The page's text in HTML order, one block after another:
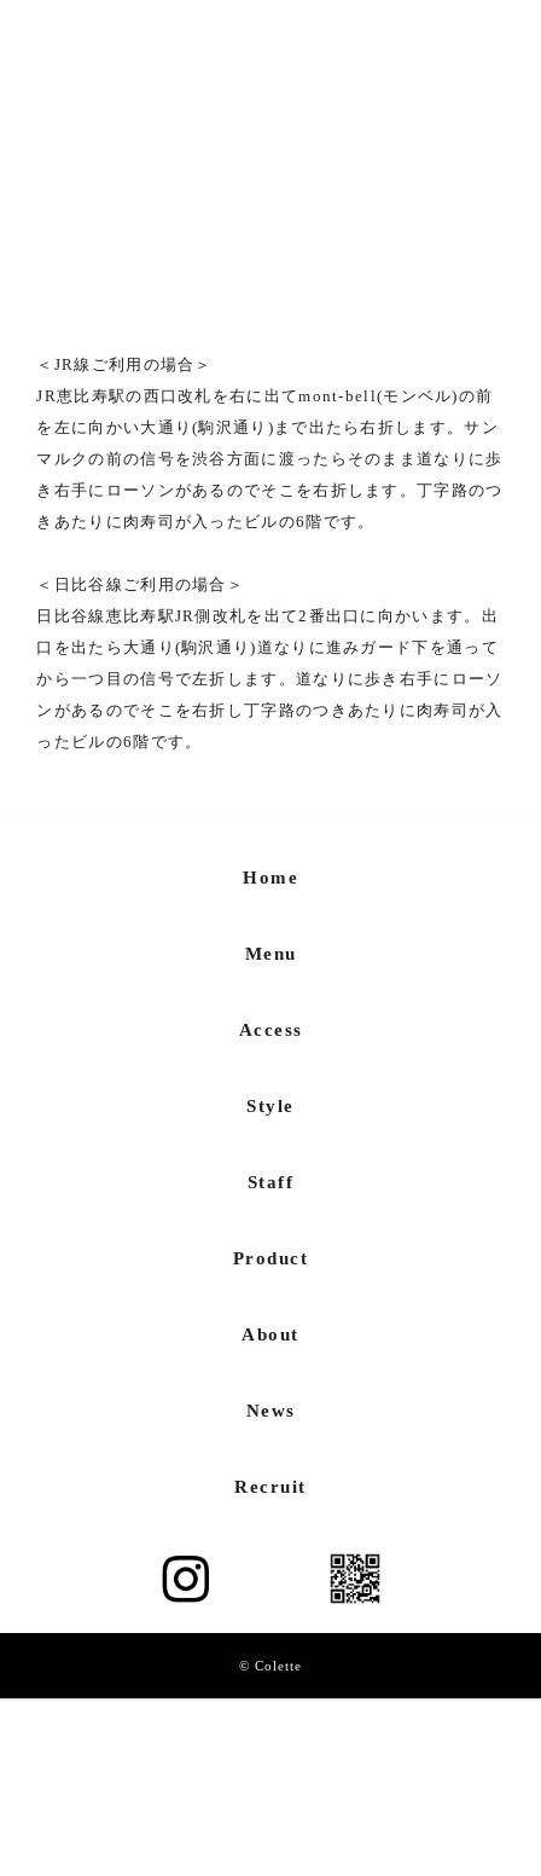
＜JR線ご利用の場合＞
JR恵比寿駅の西口改札を右に出てmont-bell(モンベル)の前
を左に向かい大通り(駒沢通り)まで出たら右折します。サン
マルクの前の信号を渋谷方面に渡ったらそのまま道なりに歩
き右手にローソンがあるのでそこを右折します。丁字路のつ
きあたりに肉寿司が入ったビルの6階です。
＜日比谷線ご利用の場合＞
日比谷線恵比寿駅JR側改札を出て2番出口に向かいます。出
口を出たら大通り(駒沢通り)道なりに進みガード下を通って
から一つ目の信号で左折します。道なりに歩き右手にローソ
ンがあるのでそこを右折し丁字路のつきあたりに肉寿司が入
ったビルの6階です。
Home
Menu
Access
Style
Staff
Product
About
News
Recruit
© Colette